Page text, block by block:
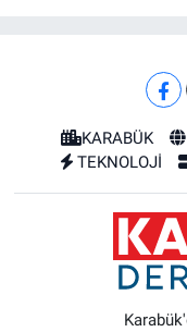
KARABÜK
TEKNOLOJİ